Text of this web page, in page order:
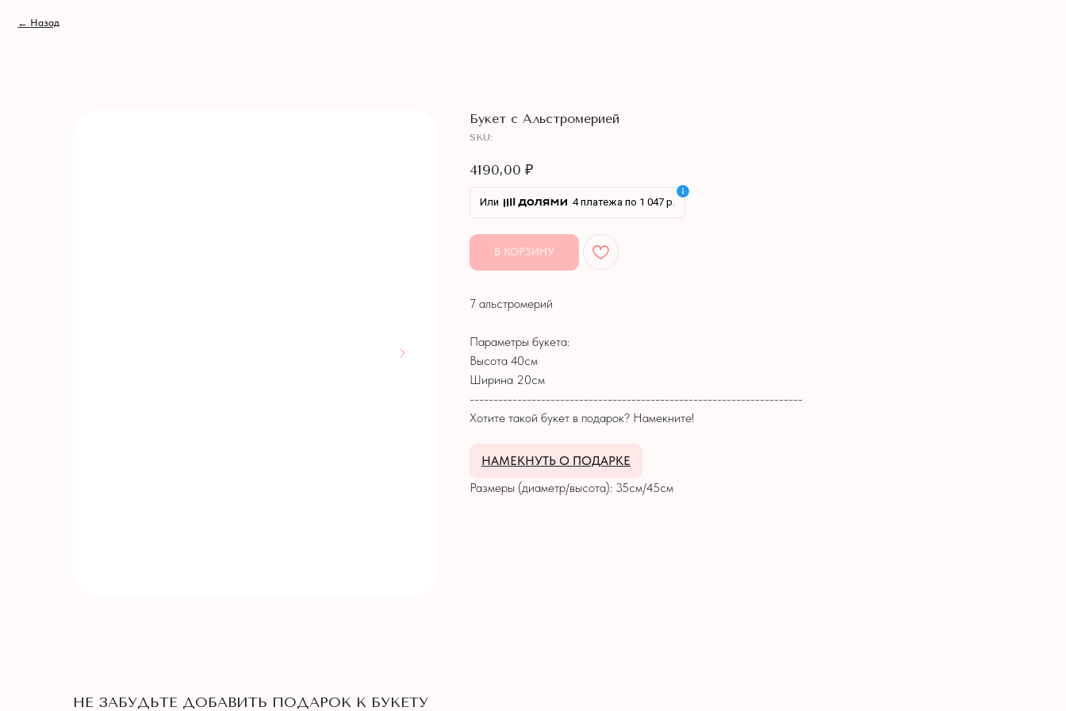
Назад
Букет с Альстромерией
SKU:
4190,00 ₽
Или 4 платежа по 1 047 р.
В КОРЗИНУ
7 альстромерий
Параметры букета:
Высота 40см
Ширина 20см
----------------------------------------------------------------------
Хотите такой букет в подарок? Намекните!
НАМЕКНУТЬ О ПОДАРКЕ
Размеры (диаметр/высота): 35см/45см
НЕ ЗАБУДЬТЕ ДОБАВИТЬ ПОДАРОК К БУКЕТУ